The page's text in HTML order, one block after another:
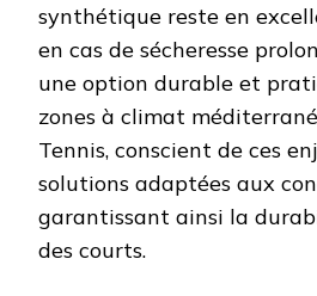
synthétique reste en
en cas de sécheresse
une option durable et
zones à climat
Tennis, conscient de ces
solutions adaptées aux
garantissant ainsi la
des courts.